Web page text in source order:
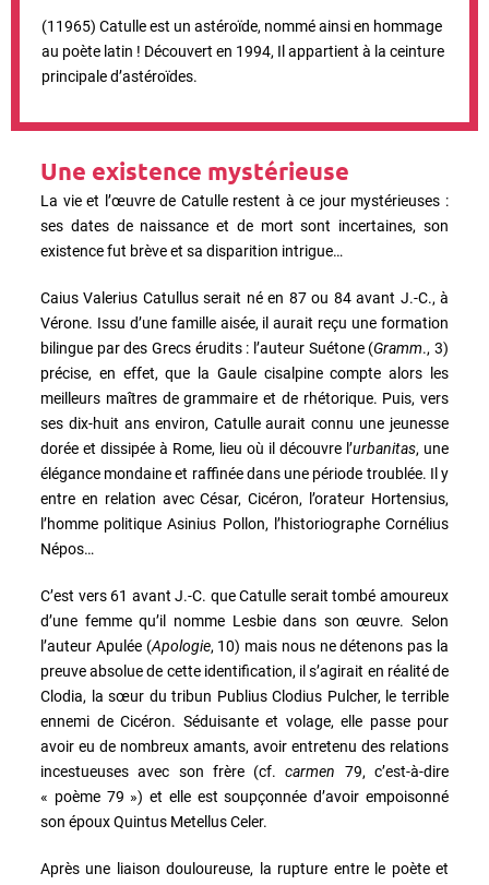
(11965) Catulle est un astéroïde, nommé ainsi en hommage
au poète latin ! Découvert en 1994, Il appartient à la ceinture
principale d’astéroïdes.
Une existence mystérieuse
La vie et l’œuvre de Catulle restent à ce jour mystérieuses :
ses dates de naissance et de mort sont incertaines, son
existence fut brève et sa disparition intrigue…
Caius Valerius Catullus serait né en 87 ou 84 avant J.-C., à
Vérone. Issu d’une famille aisée, il aurait reçu une formation
bilingue par des Grecs érudits : l’auteur Suétone (Gramm., 3)
précise, en effet, que la Gaule cisalpine compte alors les
meilleurs maîtres de grammaire et de rhétorique. Puis, vers
ses dix-huit ans environ, Catulle aurait connu une jeunesse
dorée et dissipée à Rome, lieu où il découvre l’urbanitas, une
élégance mondaine et raffinée dans une période troublée. Il y
entre en relation avec César, Cicéron, l’orateur Hortensius,
l’homme politique Asinius Pollon, l’historiographe Cornélius
Népos…
C’est vers 61 avant J.-C. que Catulle serait tombé amoureux
d’une femme qu’il nomme Lesbie dans son œuvre. Selon
l’auteur Apulée (Apologie, 10) mais nous ne détenons pas la
preuve absolue de cette identification, il s’agirait en réalité de
Clodia, la sœur du tribun Publius Clodius Pulcher, le terrible
ennemi de Cicéron. Séduisante et volage, elle passe pour
avoir eu de nombreux amants, avoir entretenu des relations
incestueuses avec son frère (cf.carmen 79, c’est-à-dire
« poème 79 ») et elle est soupçonnée d’avoir empoisonné
son époux Quintus Metellus Celer.
Après une liaison douloureuse, la rupture entre le poète et